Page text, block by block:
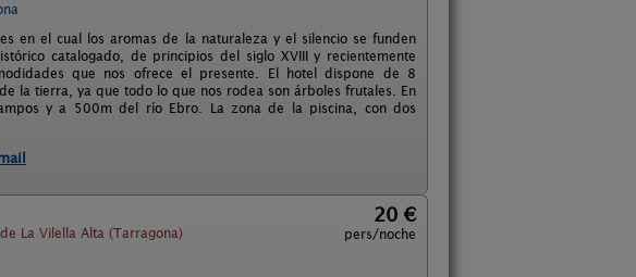
en el cual los aromas de la naturaleza y el silencio se funden
catalogado, de principios del siglo XVIII y recientemente
que nos ofrece el presente. El hotel dispone de 8
la tierra, ya que todo lo que nos rodea son árboles frutales. En
y a 500m del río Ebro. La zona de la piscina, con dos
de La Vilella Alta (Tarragona)
20 €
pers/noche